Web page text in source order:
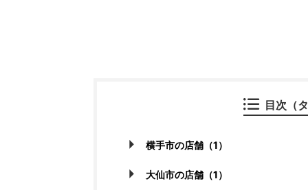
目次（
横手市の店舗（1）
大仙市の店舗（1）